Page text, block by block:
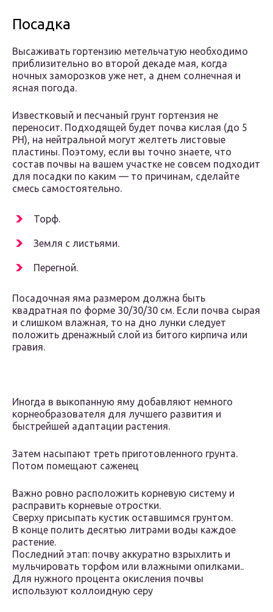
Посадка
Высаживать гортензию метельчатую необходимо
приблизительно во второй декаде мая, когда
ночных заморозков уже нет, а днем солнечная и
ясная погода.
Известковый и песчаный грунт гортензия не
переносит. Подходящей будет почва кислая (до 5
РН), на нейтральной могут желтеть листовые
пластины. Поэтому, если вы точно знаете, что
состав почвы на вашем участке не совсем подходит
для посадки по каким — то причинам, сделайте
смесь самостоятельно.
Торф.
Земля с листьями.
Перегной.
Посадочная яма размером должна быть
квадратная по форме 30/30/30 см. Если почва сырая
и слишком влажная, то на дно лунки следует
положить дренажный слой из битого кирпича или
гравия.
Иногда в выкопанную яму добавляют немного
корнеобразователя для лучшего развития и
быстрейшей адаптации растения.
Затем насыпают треть приготовленного грунта.
Потом помещают саженец
Важно ровно расположить корневую систему и
расправить корневые отростки.
Сверху присыпать кустик оставшимся грунтом.
В конце полить десятью литрами воды каждое
растение.
Последний этап: почву аккуратно взрыхлить и
мульчировать торфом или влажными опилками..
Для нужного процента окисления почвы
используют коллоидную серу